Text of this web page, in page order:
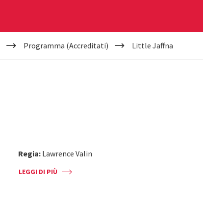
Programma (Accreditati) Little Jaffna
Regia: Lawrence Valin
LEGGI DI PIÙ